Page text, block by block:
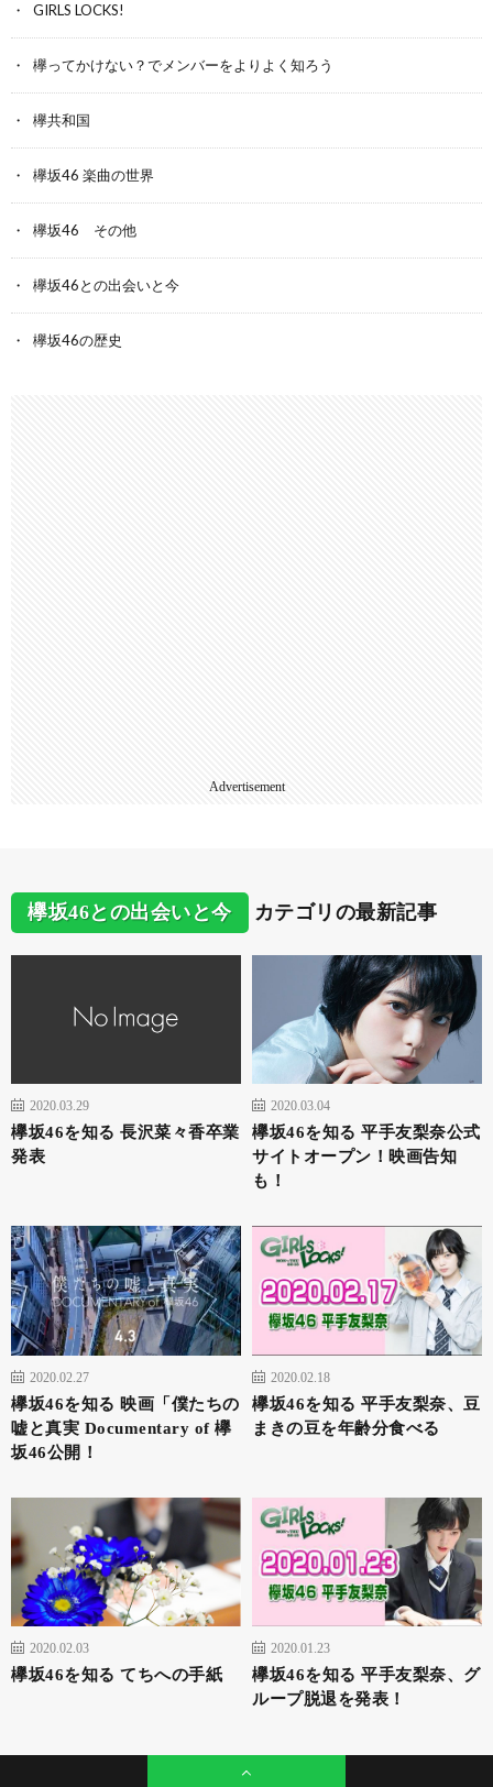
GIRLS LOCKS!
欅ってかけない？でメンバーをよりよく知ろう
欅共和国
欅坂46 楽曲の世界
欅坂46 その他
欅坂46との出会いと今
欅坂46の歴史
Advertisement
欅坂46との出会いと今 カテゴリの最新記事
2020.03.29
欅坂46を知る 長沢菜々香卒業
発表
2020.03.04
欅坂46を知る 平手友梨奈公式
サイトオープン！映画告知
も！
2020.02.27
欅坂46を知る 映画「僕たちの
嘘と真実 Documentary of 欅
坂46公開！
2020.02.18
欅坂46を知る 平手友梨奈、豆
まきの豆を年齢分食べる
2020.02.03
欅坂46を知る てちへの手紙
2020.01.23
欅坂46を知る 平手友梨奈、グ
ループ脱退を発表！